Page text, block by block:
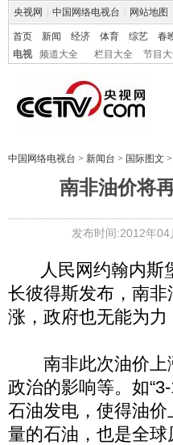
央视网 中国网络电视台 网站地图
首页 新闻 经济 体育 综艺 春
电视
频道大全 栏目大全 节目
中国网络电视台 > 新闻台 > 国际图文 >
南非油价将
发布时间:2012年
人民网约翰内斯
长彼得斯发布，南
涨，政府也无能为
南非此次油价上
政治的影响等。如
石油发电，使得油
量的石油，也是全